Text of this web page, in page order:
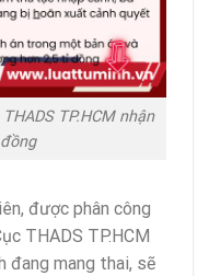
TP.HCM nhận
được phân công
THADS TP.HCM
đang mang thai, sẽ